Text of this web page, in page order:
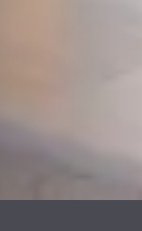
VOOR